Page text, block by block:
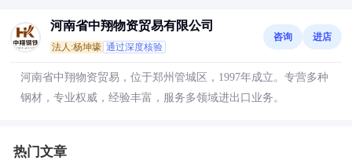
河南省中翔物资贸易有限公司
法人:杨坤壕 通过深度核验
咨询 进店
河南省中翔物资贸易，位于郑州管城区，1997年成立。专营多种
钢材，专业权威，经验丰富，服务多领域进出口业务。
热门文章